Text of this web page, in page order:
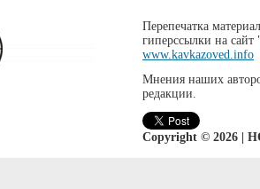
Перепечатка
гиперссылки на
www.kavkazoved.info
Мнения наших
редакции.
Copyright © 2026 |